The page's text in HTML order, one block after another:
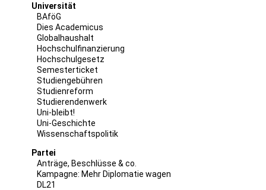
Universität
BAföG
Dies Academicus
Globalhaushalt
Hochschulfinanzierung
Hochschulgesetz
Semesterticket
Studiengebühren
Studienreform
Studierendenwerk
Uni-bleibt!
Uni-Geschichte
Wissenschaftspolitik
Partei
Anträge, Beschlüsse & co.
Kampagne: Mehr Diplomatie wagen
DL21